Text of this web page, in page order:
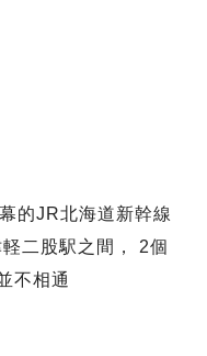
的JR北海道新幹線
二股駅之間， 2個
不相通